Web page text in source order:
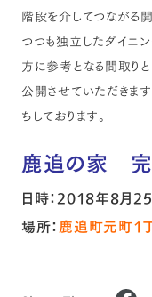
階段を介してつながる
つつも独立したダイニ
方に参考となる間取り
公開させていただきま
ちしております。
鹿追の家
日時：2018年8月25
場所：鹿追町元町1